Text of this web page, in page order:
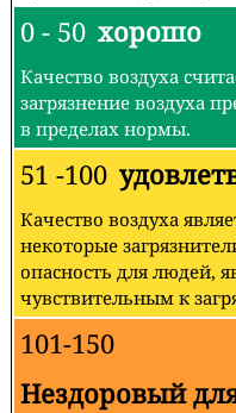
0 - 50 хорошо
Качество воздуха
загрязнение воздуха
в пределах нормы.
51 -100
Качество воздуха
некоторые
опасность для людей,
чувствительным к
101-150
Нездоровый